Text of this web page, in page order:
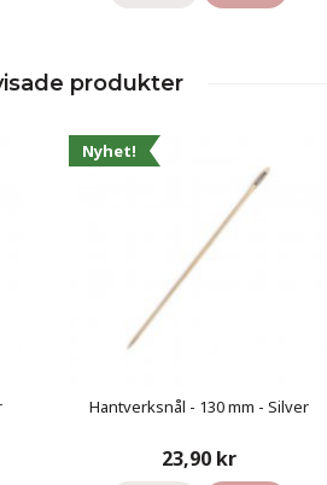
produkter
Nyhet!
Hantverksnål - 130 mm - Silver
23,90 kr